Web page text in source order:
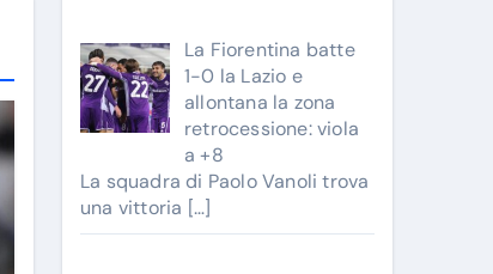
La Fiorentina batte
1-0 la Lazio e
allontana la zona
retrocessione: viola
a +8
La squadra di Paolo Vanoli trova
una vittoria […]